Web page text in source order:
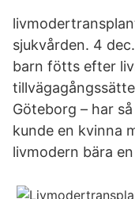
sjukvården. 4
barn fötts efter
Göteborg – har
kunde en kvinna
livmodern bära